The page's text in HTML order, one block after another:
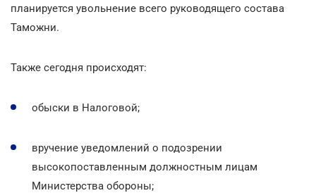
планируется увольнение всего руководящего состава
Таможни.
Также сегодня происходят:
обыски в Налоговой;
вручение уведомлений о подозрении
высокопоставленным должностным лицам
Министерства обороны;